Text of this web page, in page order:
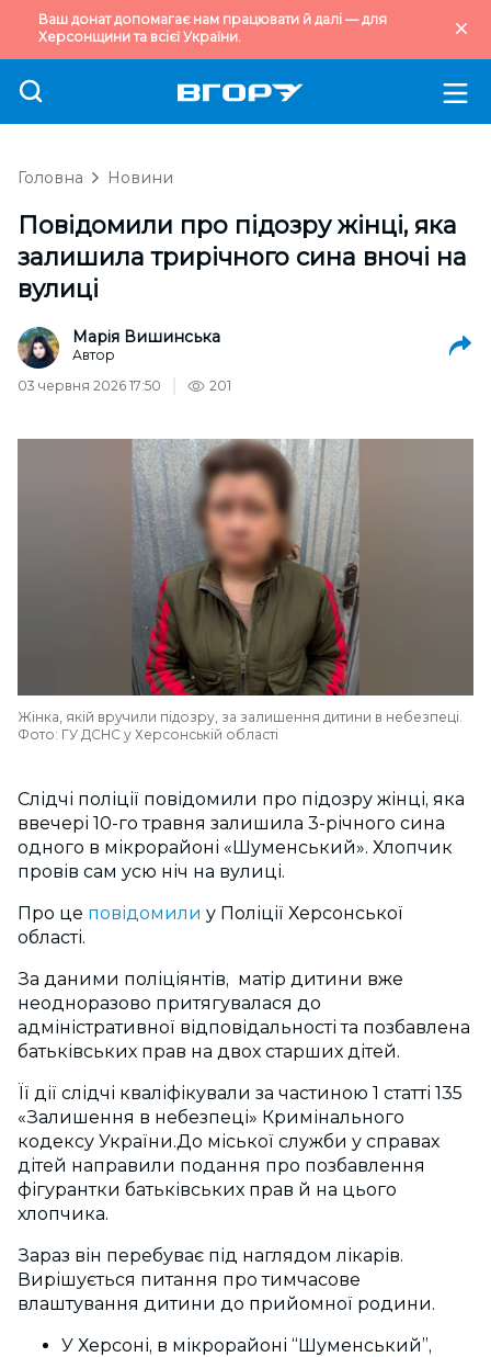
Ваш донат допомагає нам працювати й далі — для
Херсонщини та всієї України.
Головна Новини
Повідомили про підозру жінці, яка
залишила трирічного сина вночі на
вулиці
Марія Вишинська
Автор
03 червня 2026 17:50
201
Жінка, якій вручили підозру, за залишення дитини в небезпеці.
Фото: ГУ ДСНС у Херсонській області
Слідчі поліції повідомили про підозру жінці, яка
ввечері 10-го травня залишила 3-річного сина
одного в мікрорайоні «Шуменський». Хлопчик
провів сам усю ніч на вулиці.
Про це повідомили у Поліції Херсонської
області.
За даними поліціянтів, матір дитини вже
неодноразово притягувалася до
адміністративної відповідальності та позбавлена
батьківських прав на двох старших дітей.
Її дії слідчі кваліфікували за частиною 1 статті 135
«Залишення в небезпеці» Кримінального
кодексу України.До міської служби у справах
дітей направили подання про позбавлення
фігурантки батьківських прав й на цього
хлопчика.
Зараз він перебуває під наглядом лікарів.
Вирішується питання про тимчасове
влаштування дитини до прийомної родини.
У Херсоні, в мікрорайоні “Шуменський”,